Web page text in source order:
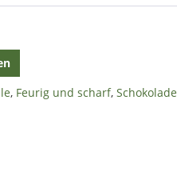
, Feurig und scharf,Schokolade